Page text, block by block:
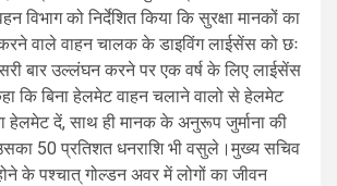
विभाग को निर्देशित किया कि सुरक्षा मानकों का
वाले वाहन चालक के डाइविंग लाईसेंस को छः
बार उल्लंघन करने पर एक वर्ष के लिए लाईसेंस
कि बिना हेलमेट वाहन चलाने वालो से हेलमेट
हेलमेट दें, साथ ही मानक के अनुरूप जुर्माना की
50 प्रतिशत धनराशि भी वसुले।मुख्य सचिव
के पश्चात् गोल्डन अवर में लोगों का जीवन